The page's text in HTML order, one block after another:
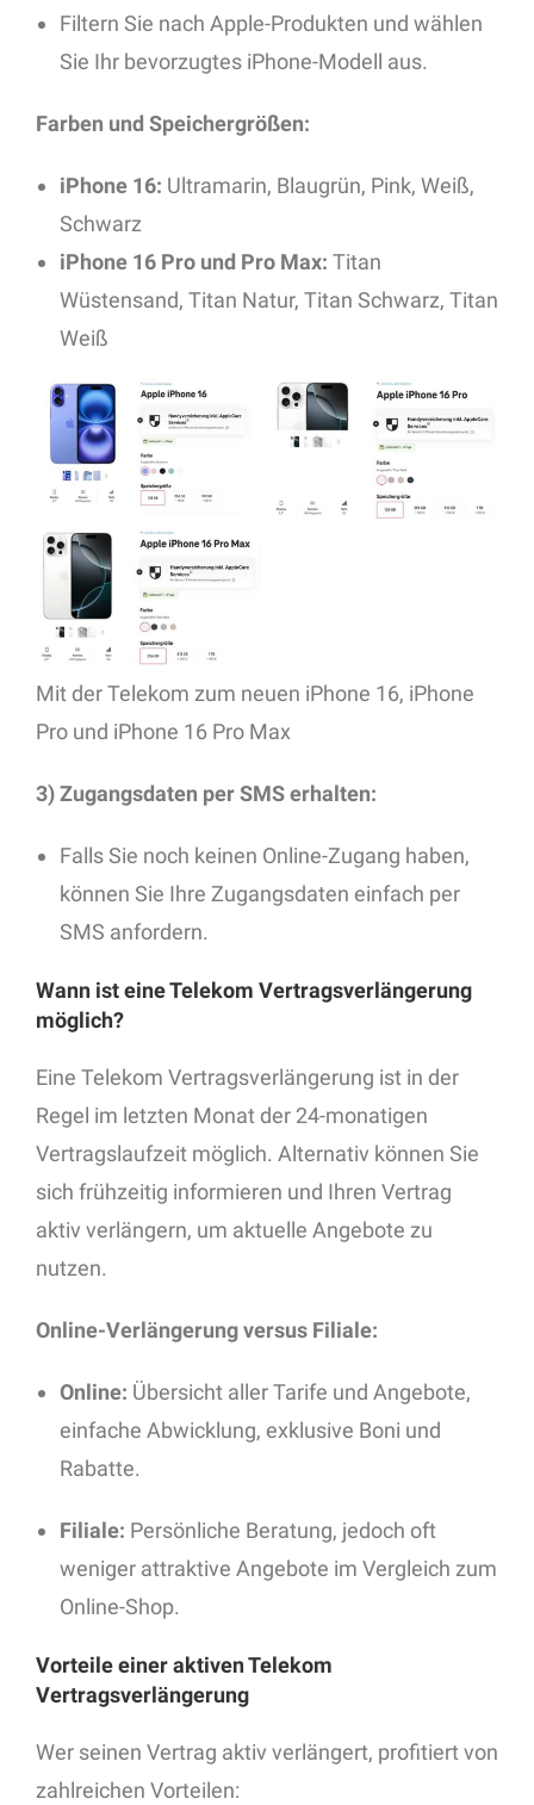
Filtern Sie nach Apple-Produkten und wählen
Sie Ihr bevorzugtes iPhone-Modell aus.
Farben und Speichergrößen:
iPhone 16: Ultramarin, Blaugrün, Pink, Weiß,
Schwarz
iPhone 16 Pro und Pro Max: Titan
Wüstensand, Titan Natur, Titan Schwarz, Titan
Weiß
Mit der Telekom zum neuen iPhone 16, iPhone
Pro und iPhone 16 Pro Max
3) Zugangsdaten per SMS erhalten:
Falls Sie noch keinen Online-Zugang haben,
können Sie Ihre Zugangsdaten einfach per
SMS anfordern.
Wann ist eine Telekom Vertragsverlängerung
möglich?
Eine Telekom Vertragsverlängerung ist in der
Regel im letzten Monat der 24-monatigen
Vertragslaufzeit möglich. Alternativ können Sie
sich frühzeitig informieren und Ihren Vertrag
aktiv verlängern, um aktuelle Angebote zu
nutzen.
Online-Verlängerung versus Filiale:
Online: Übersicht aller Tarife und Angebote,
einfache Abwicklung, exklusive Boni und
Rabatte.
Filiale: Persönliche Beratung, jedoch oft
weniger attraktive Angebote im Vergleich zum
Online-Shop.
Vorteile einer aktiven Telekom
Vertragsverlängerung
Wer seinen Vertrag aktiv verlängert, profitiert von
zahlreichen Vorteilen: